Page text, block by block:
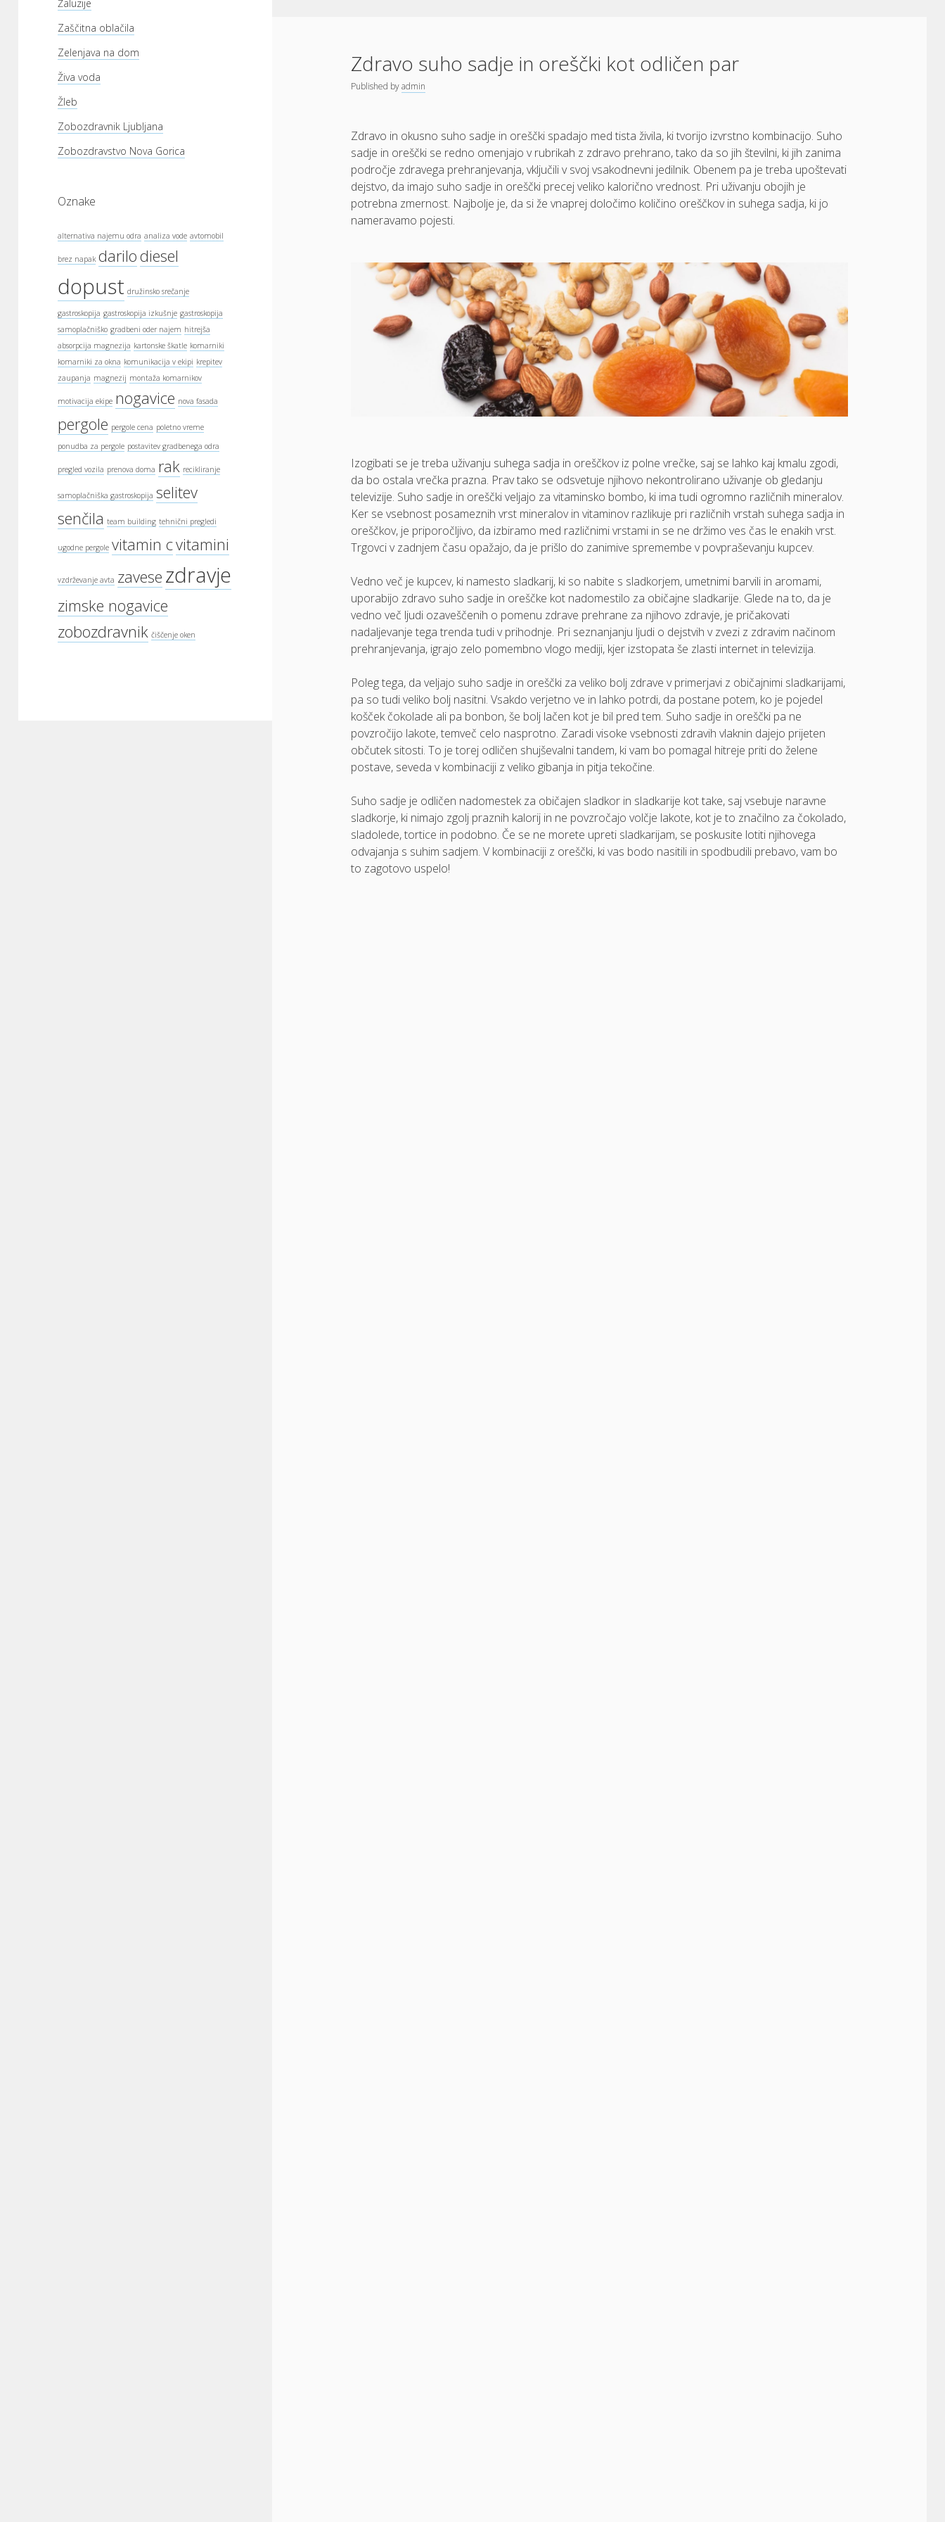
Žaluzije
Zaščitna oblačila
Zelenjava na dom
Živa voda
Žleb
Zobozdravnik Ljubljana
Zobozdravstvo Nova Gorica
Oznake
alternativa najemu odra analiza vode avtomobil
brez napak darilodiesel
dopust družinsko srečanje
gastroskopija gastroskopija izkušnje gastroskopija
samoplačniško gradbeni oder najem hitrejša
absorpcija magnezija kartonske škatle komarniki
komarniki za okna komunikacija v ekipi krepitev
zaupanja magnezij montaža komarnikov
motivacija ekipe nogavice nova fasada
pergole pergole cena poletno vreme
ponudba za pergole postavitev gradbenega odra
pregled vozila prenova doma rak recikliranje
samoplačniška gastroskopija selitev
senčila team building tehnični pregledi
ugodne pergole vitamin cvitamini
vzdrževanje avta zavese zdravje
zimske nogavice
zobozdravnik čiščenje oken
Zdravo suho sadje in oreščki kot odličen par
Published byadmin
Zdravo in okusno suho sadje in oreščki spadajo med tista živila, ki tvorijo izvrstno kombinacijo. Suho
sadje in oreščki se redno omenjajo v rubrikah z zdravo prehrano, tako da so jih številni, ki jih zanima
področje zdravega prehranjevanja, vključili v svoj vsakodnevni jedilnik. Obenem pa je treba upoštevati
dejstvo, da imajo suho sadje in oreščki precej veliko kalorično vrednost. Pri uživanju obojih je
potrebna zmernost. Najbolje je, da si že vnaprej določimo količino oreščkov in suhega sadja, ki jo
nameravamo pojesti.
Izogibati se je treba uživanju suhega sadja in oreščkov iz polne vrečke, saj se lahko kaj kmalu zgodi,
da bo ostala vrečka prazna. Prav tako se odsvetuje njihovo nekontrolirano uživanje ob gledanju
televizije. Suho sadje in oreščki veljajo za vitaminsko bombo, ki ima tudi ogromno različnih mineralov.
Ker se vsebnost posameznih vrst mineralov in vitaminov razlikuje pri različnih vrstah suhega sadja in
oreščkov, je priporočljivo, da izbiramo med različnimi vrstami in se ne držimo ves čas le enakih vrst.
Trgovci v zadnjem času opažajo, da je prišlo do zanimive spremembe v povpraševanju kupcev.
Vedno več je kupcev, ki namesto sladkarij, ki so nabite s sladkorjem, umetnimi barvili in aromami,
uporabijo zdravo suho sadje in oreščke kot nadomestilo za običajne sladkarije. Glede na to, da je
vedno več ljudi ozaveščenih o pomenu zdrave prehrane za njihovo zdravje, je pričakovati
nadaljevanje tega trenda tudi v prihodnje. Pri seznanjanju ljudi o dejstvih v zvezi z zdravim načinom
prehranjevanja, igrajo zelo pomembno vlogo mediji, kjer izstopata še zlasti internet in televizija.
Poleg tega, da veljajo suho sadje in oreščki za veliko bolj zdrave v primerjavi z običajnimi sladkarijami,
pa so tudi veliko bolj nasitni. Vsakdo verjetno ve in lahko potrdi, da postane potem, ko je pojedel
košček čokolade ali pa bonbon, še bolj lačen kot je bil pred tem. Suho sadje in oreščki pa ne
povzročijo lakote, temveč celo nasprotno. Zaradi visoke vsebnosti zdravih vlaknin dajejo prijeten
občutek sitosti. To je torej odličen shujševalni tandem, ki vam bo pomagal hitreje priti do želene
postave, seveda v kombinaciji z veliko gibanja in pitja tekočine.
Suho sadje je odličen nadomestek za običajen sladkor in sladkarije kot take, saj vsebuje naravne
sladkorje, ki nimajo zgolj praznih kalorij in ne povzročajo volčje lakote, kot je to značilno za čokolado,
sladolede, tortice in podobno. Če se ne morete upreti sladkarijam, se poskusite lotiti njihovega
odvajanja s suhim sadjem. V kombinaciji z oreščki, ki vas bodo nasitili in spodbudili prebavo, vam bo
to zagotovo uspelo!